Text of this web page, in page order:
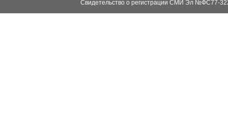
Свидетельство о регистрации СМИ Эл №ФС77-